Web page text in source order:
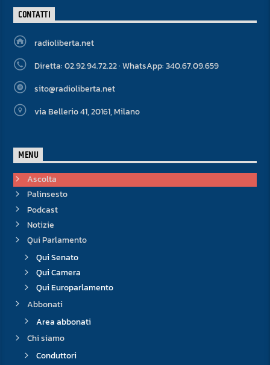
CONTATTI
radioliberta.net
Diretta: 02.92.94.72.22 · WhatsApp: 340.67.09.659
sito@radioliberta.net
via Bellerio 41, 20161, Milano
MENU
Ascolta
Palinsesto
Podcast
Notizie
Qui Parlamento
Qui Senato
Qui Camera
Qui Europarlamento
Abbonati
Area abbonati
Chi siamo
Conduttori